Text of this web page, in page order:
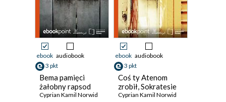
ebook audiobook
3 pkt
Bema pamięci
żałobny rapsod
Cyprian Kamil Norwid
ebook audiobook
3 pkt
Coś ty Atenom
zrobił, Sokratesie
Cyprian Kamil Norwid